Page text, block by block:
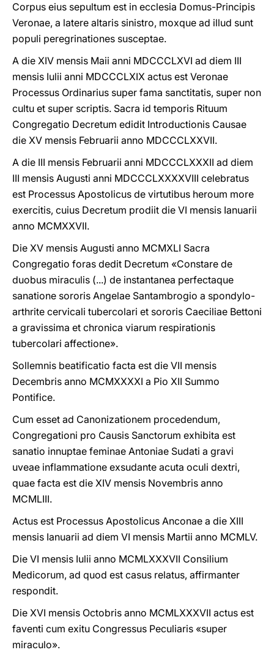
Corpus eius sepultum est in ecclesia Domus-Principis
Veronae, a latere altaris sinistro, moxque ad illud sunt
populi peregrinationes susceptae.
A die XIV mensis Maii anni MDCCCLXVI ad diem III
mensis Iulii anni MDCCCLXIX actus est Veronae
Processus Ordinarius super fama sanctitatis, super non
cultu et super scriptis. Sacra id temporis Rituum
Congregatio Decretum edidit Introductionis Causae
die XV mensis Februarii anno MDCCCLXXVII.
A die III mensis Februarii anni MDCCCLXXXII ad diem
III mensis Augusti anni MDCCCLXXXXVIII celebratus
est Processus Apostolicus de virtutibus heroum more
exercitis, cuius Decretum prodiit die VI mensis Ianuarii
anno MCMXXVII.
Die XV mensis Augusti anno MCMXLI Sacra
Congregatio foras dedit Decretum «Constare de
duobus miraculis (...) de instantanea perfectaque
sanatione sororis Angelae Santambrogio a spondylo-
arthrite cervicali tubercolari et sororis Caeciliae Bettoni
a gravissima et chronica viarum respirationis
tubercolari affectione».
Sollemnis beatificatio facta est die VII mensis
Decembris anno MCMXXXXI a Pio XII Summo
Pontifice.
Cum esset ad Canonizationem procedendum,
Congregationi pro Causis Sanctorum exhibita est
sanatio innuptae feminae Antoniae Sudati a gravi
uveae inflammatione exsudante acuta oculi dextri,
quae facta est die XIV mensis Novembris anno
MCMLIII.
Actus est Processus Apostolicus Anconae a die XIII
mensis Ianuarii ad diem VI mensis Martii anno MCMLV.
Die VI mensis Iulii anno MCMLXXXVII Consilium
Medicorum, ad quod est casus relatus, affirmanter
respondit.
Die XVI mensis Octobris anno MCMLXXXVII actus est
faventi cum exitu Congressus Peculiaris «super
miraculo».